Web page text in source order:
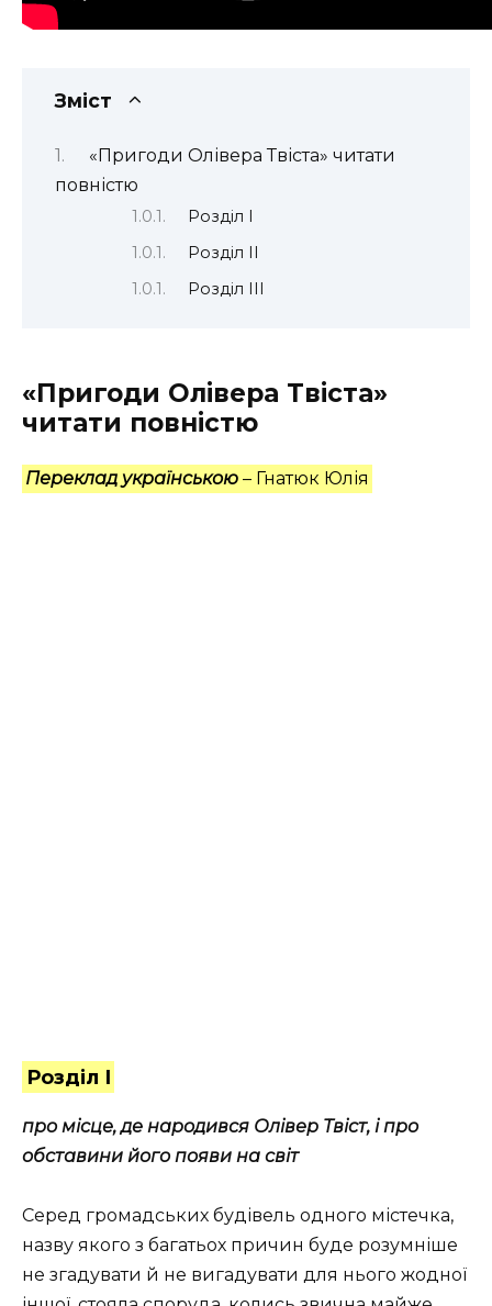
Зміст
«Пригоди Олівера Твіста» читати
повністю
Розділ І
Розділ ІІ
Розділ III
«Пригоди Олівера Твіста»
читати повністю
Переклад українською – Гнатюк Юлія
Розділ І
про місце, де народився Олівер Твіст, і про
обставини його появи на світ
Серед громадських будівель одного містечка,
назву якого з багатьох причин буде розумніше
не згадувати й не вигадувати для нього жодної